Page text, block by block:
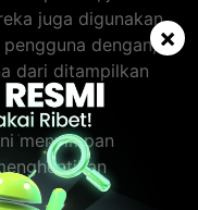
×
juga digunakan
dengan,
dari ditampilkan
menyimpan